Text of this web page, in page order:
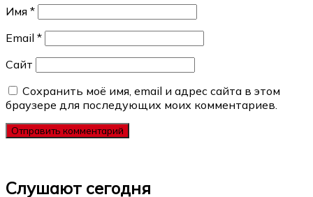
Имя *
Email *
Сайт
Сохранить моё имя, email и адрес сайта в этом
браузере для последующих моих комментариев.
Слушают сегодня